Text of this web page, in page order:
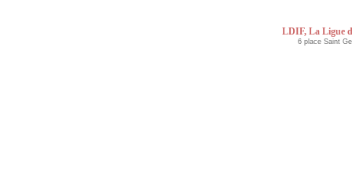
LDIF, La Ligue
6 place Saint